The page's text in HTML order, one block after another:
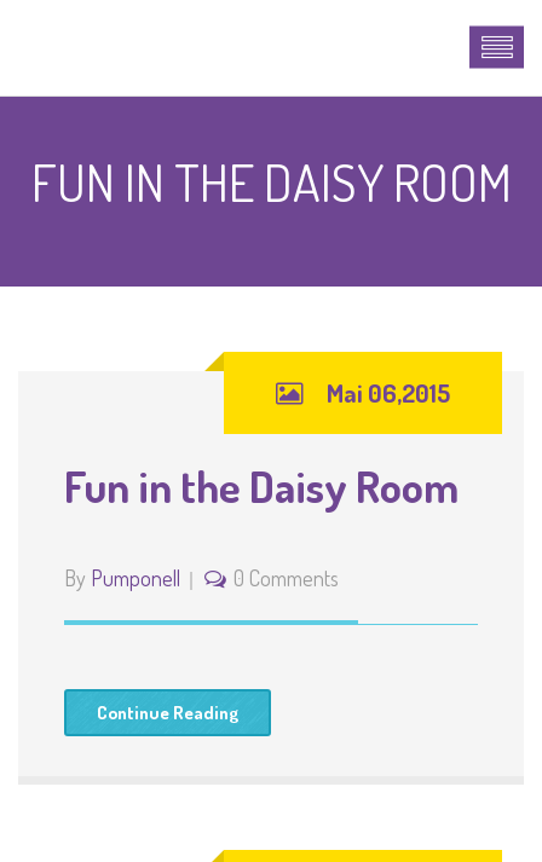
FUN IN THE DAISY ROOM
Mai 06,2015
Fun in the Daisy Room
By Pumponell 0 Comments
Continue Reading